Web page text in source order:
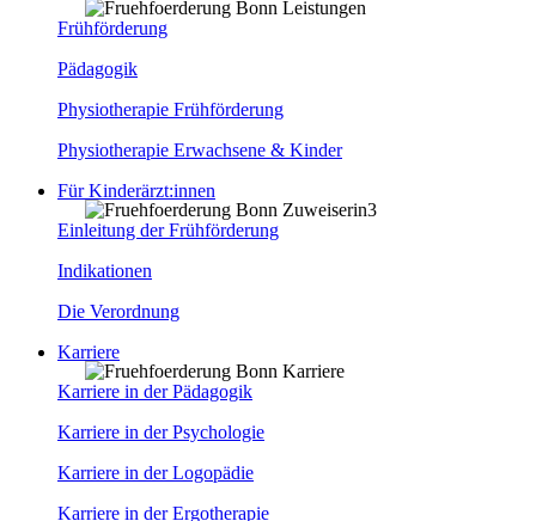
Frühförderung
Pädagogik
Physiotherapie Frühförderung
Physiotherapie Erwachsene & Kinder
Für Kinderärzt:innen
Einleitung der Frühförderung
Indikationen
Die Verordnung
Karriere
Karriere in der Pädagogik
Karriere in der Psychologie
Karriere in der Logopädie
Karriere in der Ergotherapie